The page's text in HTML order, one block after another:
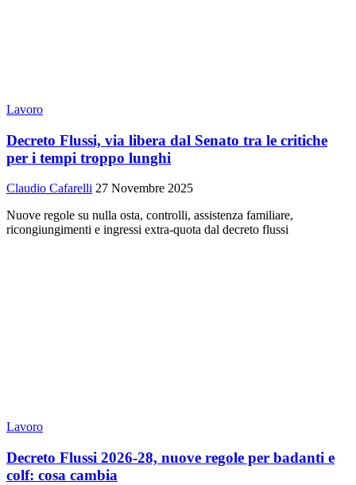
Lavoro
Decreto Flussi, via libera dal Senato tra le critiche
per i tempi troppo lunghi
Claudio Cafarelli 27 Novembre 2025
Nuove regole su nulla osta, controlli, assistenza familiare,
ricongiungimenti e ingressi extra-quota dal decreto flussi
Lavoro
Decreto Flussi 2026-28, nuove regole per badanti e
colf: cosa cambia